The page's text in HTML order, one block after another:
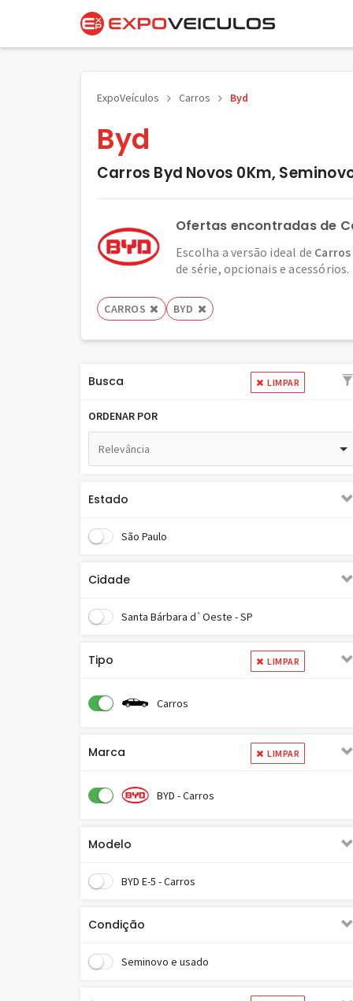
ExpoVeículos Carros Byd
Byd
Carros Byd Novos 0Km,
Ofertas encontradas de
Escolha a versão ideal de Carros
de série, opcionais e acessórios.
CARROS BYD
Busca LIMPAR
ORDENAR POR
Relevância
Estado
São Paulo
Cidade
Santa Bárbara d`Oeste - SP
Tipo LIMPAR
Carros
Marca LIMPAR
BYD - Carros
Modelo
BYD E-5 - Carros
Condição
Seminovo e usado